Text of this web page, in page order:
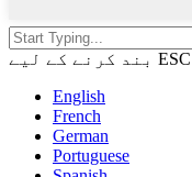
English
French
German
Portuguese